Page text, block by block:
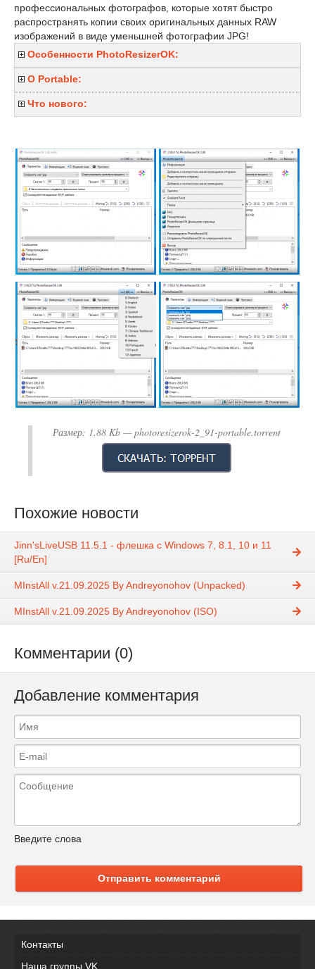
профессиональных фотографов, которые хотят быстро
распространять копии своих оригинальных данных RAW
изображений в виде уменьшней фотографии JPG!
Особенности PhotoResizerOK:
О Portable:
Что нового:
Размер: 1.88 Kb — photoresizerok-2_91-portable.torrent
Похожие новости
Jinn'sLiveUSB 11.5.1 - флешка с Windows 7, 8.1, 10 и 11
[Ru/En]
MInstAll v.21.09.2025 By Andreyonohov (Unpacked)
MInstAll v.21.09.2025 By Andreyonohov (ISO)
Комментарии (0)
Добавление комментария
Введите слова
Отправить комментарий
Контакты
Наша группы VK